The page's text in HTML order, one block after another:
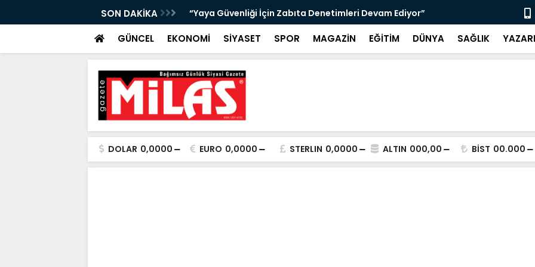
SON DAKİKA
Denetimleri Devam Ediyor” "Bir Sonraki Yangını Bugün Önleyebiliriz" Çağrısı Selahattin
GÜNCEL EKONOMİ SİYASET SPOR MAGAZİN EĞİTİM DÜNYA SAĞLIK
DOLAR 0,0000 EURO 0,0000 STERLIN 0,0000 ALTIN 000,00 BİST 00.000